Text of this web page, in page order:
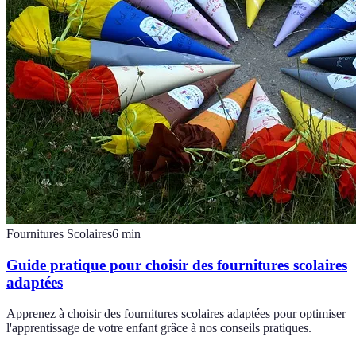
Fournitures Scolaires6 min
Guide pratique pour choisir des fournitures scolaires
adaptées
Apprenez à choisir des fournitures scolaires adaptées pour optimiser
l'apprentissage de votre enfant grâce à nos conseils pratiques.